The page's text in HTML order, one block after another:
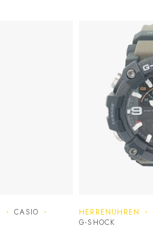
CASIO
HERRENUHREN
G-SHOCK